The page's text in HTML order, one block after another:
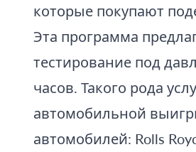
которые покупают
Эта программа
тестирование под
часов. Такого рода
автомобильной
автомобилей: Rolls